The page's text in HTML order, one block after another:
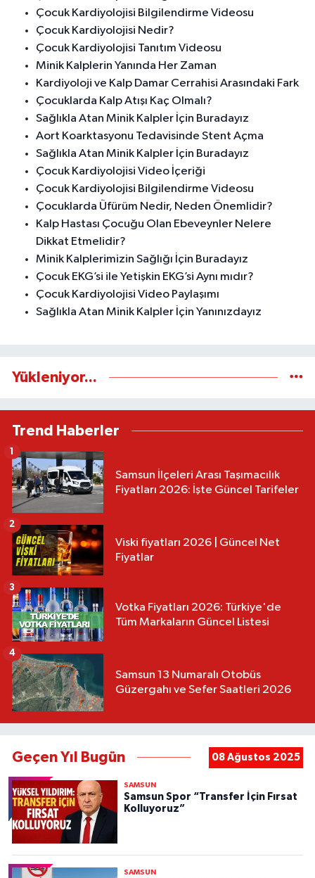
Çocuk Kardiyolojisi Bilgilendirme Videosu
Çocuk Kardiyolojisi Nedir?
Çocuk Kardiyolojisi Tanıtım Videosu
Minik Kalplerin Yanında Her Zaman
Kardiyoloji ve Kalp Damar Cerrahisi Arasındaki Fark
Çocuklarda Kalp Atışı Kaç Olmalı?
Sağlıkla Atan Minik Kalpler İçin Buradayız
Aort Koarktasyonu Tedavisinde Stent Açma
Sağlıkla Atan Minik Kalpler İçin Buradayız
Çocuk Kardiyolojisi Video İçeriği
Çocuk Kardiyolojisi Bilgilendirme Videosu
Çocuklarda Üfürüm Nedir, Neden Önemlidir?
Kalp Hastası Çocuğu Olan Ebeveynler Nelere
Dikkat Etmelidir?
Minik Kalplerimizin Sağlığı İçin Buradayız
Çocuk EKG’si ile Yetişkin EKG’si Aynı mıdır?
Çocuk Kardiyolojisi Video Paylaşımı
Sağlıkla Atan Minik Kalpler İçin Yanınızdayız
Yükleniyor...
Trend Haberler
Samsun İlçeleri Arası Taşımacılık
Fiyatları 2026: İşte Güncel Tarifeler
1
Viski fiyatları 2026 | Güncel Net
Fiyatlar
2
Votka Fiyatları 2026: Türkiye'de
Tüm Markaların Güncel Listesi
3
Samsun 13 Numaralı Otobüs
Güzergahı ve Sefer Saatleri 2026
4
Geçen Yıl Bugün 08 Ağustos 2025
SAMSUN
Samsun Spor “Transfer İçin Fırsat
Kolluyoruz”
SAMSUN